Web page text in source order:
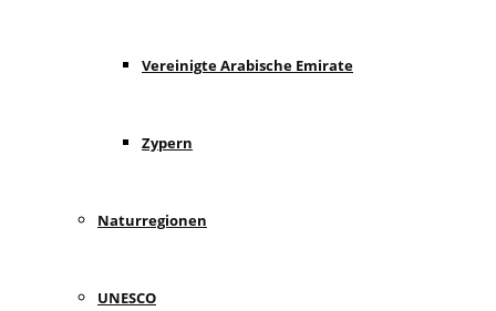
Vereinigte Arabische Emirate
Zypern
Naturregionen
UNESCO